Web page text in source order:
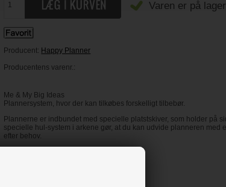
Varen er på lager
Producent: Happy Planner
Producentens varenr.:
Me & My Big Ideas
Plannersystem, hvor der kan tilkøbes forskelligt tilbebør.
Plannerne er indbundet med specielle platstskiver, som holder på
specielle hul-system i arkene gør, at du kan udvide planneren med
efter behov.